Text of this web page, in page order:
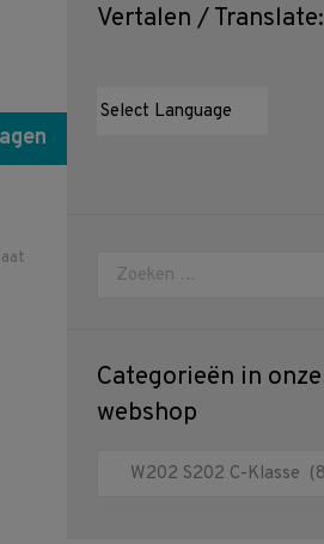
Vertalen / Translate:
Zoeken:
Categorieën in onze
webshop